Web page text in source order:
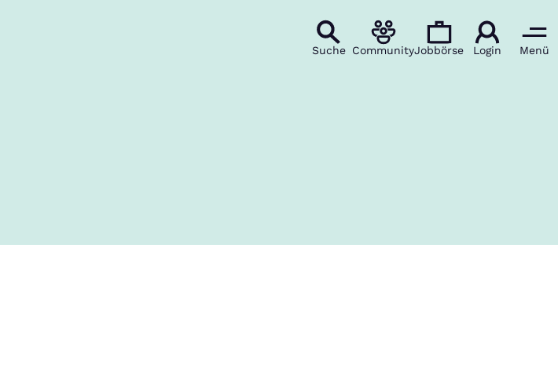
Suche CommunityJobbörse Login Menü